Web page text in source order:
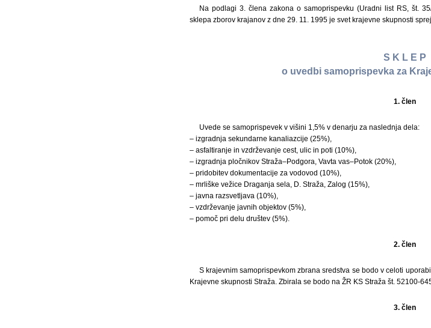
Na podlagi 3. člena zakona o samoprispevku (Uradni list RS, št.
sklepa zborov krajanov z dne 29. 11. 1995 je svet krajevne skupnosti
S K L E P
o uvedbi samoprispevka za
1. člen
Uvede se samoprispevek v višini 1,5% v denarju za naslednja dela:
– izgradnja sekundarne kanaliazcije (25%),
– asfaltiranje in vzdrževanje cest, ulic in poti (10%),
– izgradnja pločnikov Straža–Podgora, Vavta vas–Potok (20%),
– pridobitev dokumentacije za vodovod (10%),
– mrliške vežice Draganja sela, D. Straža, Zalog (15%),
– javna razsvetljava (10%),
– vzdrževanje javnih objektov (5%),
– pomoč pri delu društev (5%).
2. člen
S krajevnim samoprispevkom zbrana sredstva se bodo v celoti
Krajevne skupnosti Straža. Zbirala se bodo na ŽR KS Straža št. 52100-
3. člen